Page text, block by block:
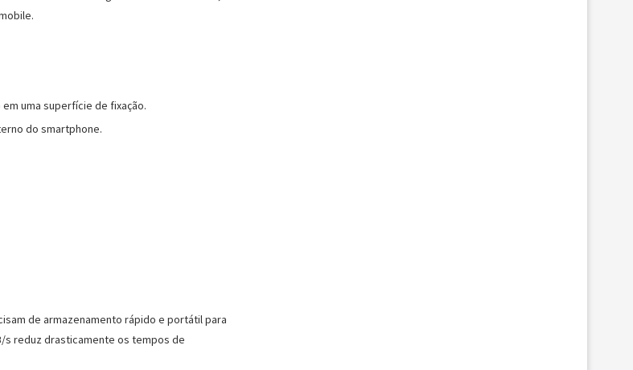
uma superfície de fixação.
do smartphone.
de armazenamento rápido e portátil para
s reduz drasticamente os tempos de